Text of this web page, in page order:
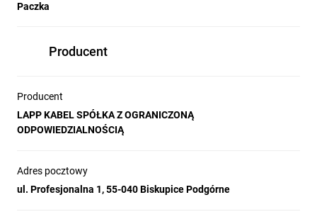
Paczka
Producent
Producent
LAPP KABEL SPÓŁKA Z OGRANICZONĄ
ODPOWIEDZIALNOŚCIĄ
Adres pocztowy
ul. Profesjonalna 1, 55-040 Biskupice Podgórne